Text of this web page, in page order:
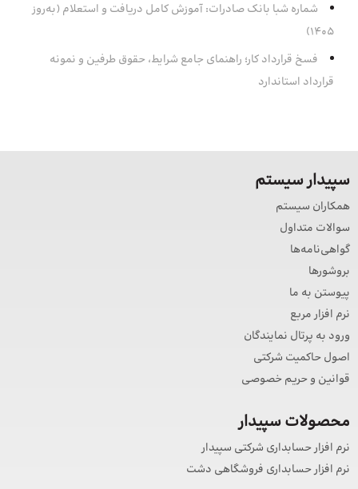
شماره شبا بانک صادرات: آموزش کامل دریافت و استعلام (به‌روز
۱۴۰۵)
فسخ قرارداد کار؛ راهنمای جامع شرایط، حقوق طرفین و نمونه
قرارداد استاندارد
سپیدار سیستم
همکاران سیستم
سوالات متداول
گواهی‌نامه‌ها
بروشورها
پیوستن به ما
نرم افزار مربع
ورود به پرتال نمایندگان
اصول حاکمیت شرکتی
قوانین و حریم خصوصی
محصولات سپیدار
نرم افزار حسابداری شرکتی سپیدار
نرم افزار حسابداری فروشگاهی دشت